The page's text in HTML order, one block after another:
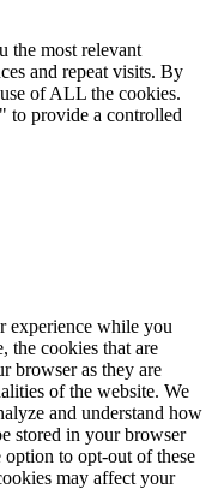
the most relevant
and repeat visits. By
of ALL the cookies.
to provide a controlled
experience while you
the cookies that are
browser as they are
of the website. We
and understand how
stored in your browser
to opt-out of these
may affect your